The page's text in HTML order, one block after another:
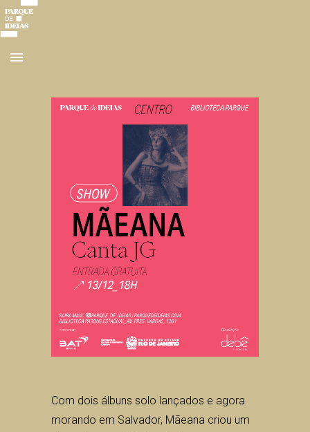
Com dois álbuns solo lançados e agora
morando em Salvador, Mãeana criou um